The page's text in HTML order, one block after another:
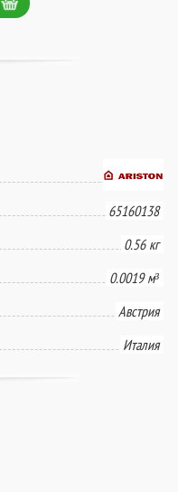
65160138
0.56 кг
0.0019 м³
Австрия
Италия